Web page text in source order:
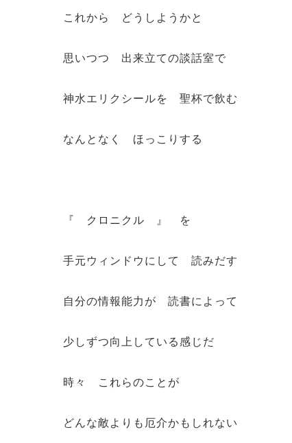
これから どうしようかと
思いつつ 出来立ての談話室で
神水エリクシールを 聖杯で飲む
なんとなく ほっこりする
『 クロニクル 』 を
手元ウィンドウにして 読みだす
自分の情報能力が 読書によって
少しずつ向上している感じだ
時々 これらのことが
どんな敵よりも厄介かもしれない